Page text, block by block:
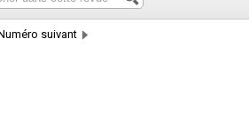
suivant